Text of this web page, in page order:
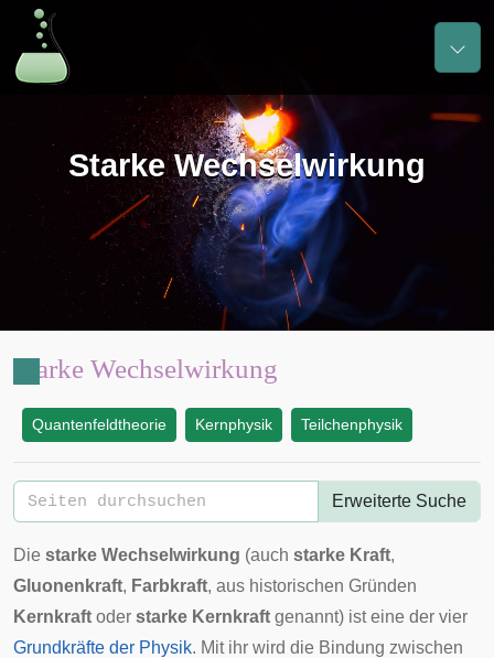
Starke Wechselwirkung
Starke Wechselwirkung
Quantenfeldtheorie Kernphysik Teilchenphysik
Erweiterte Suche
Die starke Wechselwirkung (auch starke Kraft,
Gluonenkraft, Farbkraft, aus historischen Gründen
Kernkraft oder starke Kernkraft genannt) ist eine der vier
Grundkräfte der Physik. Mit ihr wird die Bindung zwischen